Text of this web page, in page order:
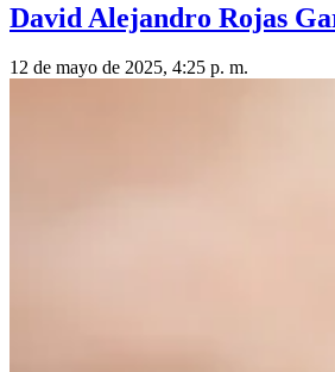
David Alejandro Rojas
12 de mayo de 2025, 4:25 p. m.